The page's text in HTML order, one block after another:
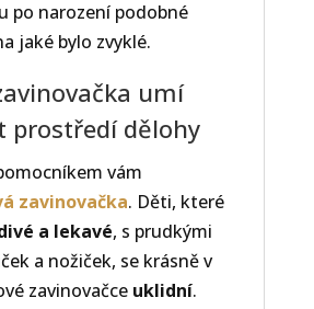
po narození podobné
jaké bylo zvyklé.
umí
prostředí dělohy
vám
zavinovačka. Děti, které
a lekavé, s prudkými
a nožiček, se krásně v
zavinovačce uklidní.